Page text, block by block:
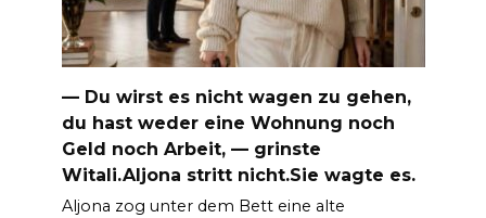
— Du wirst es nicht wagen zu gehen,
du hast weder eine Wohnung noch
Geld noch Arbeit, — grinste
Witali.Aljona stritt nicht.Sie wagte es.
Aljona zog unter dem Bett eine alte